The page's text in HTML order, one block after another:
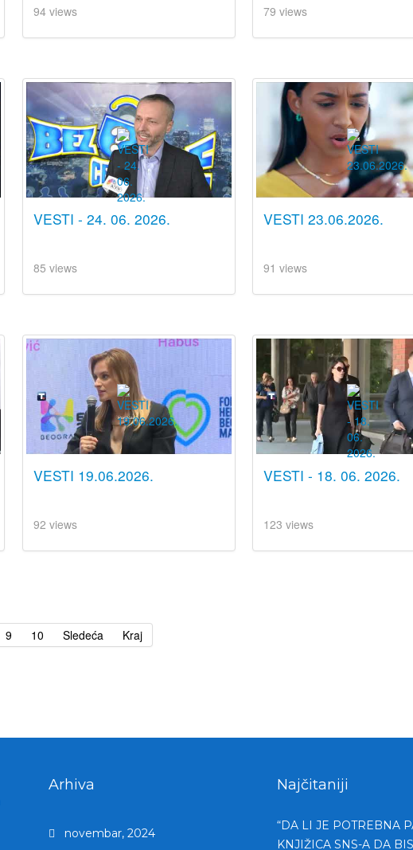
94 views 79 views
VESTI - 24. 06. 2026.
85 views
VESTI 23.06.2026.
91 views
VESTI 19.06.2026.
92 views
VESTI - 18. 06. 2026.
123 views
9 10 Sledeća Kraj
Arhiva
novembar, 2024
Najčitaniji
“DA LI JE POTREBNA
KNJIŽICA SNS-A DA